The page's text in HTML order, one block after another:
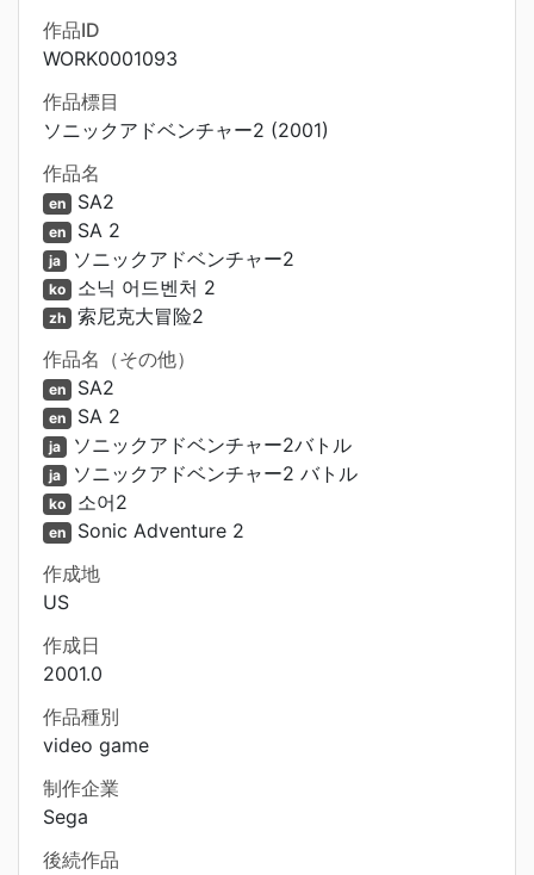
作品ID
WORK0001093
作品標目
ソニックアドベンチャー2 (2001)
作品名
en SA2
en SA 2
ja ソニックアドベンチャー2
ko 소닉 어드벤처 2
zh 索尼克大冒险2
作品名（その他）
en SA2
en SA 2
ja ソニックアドベンチャー2バトル
ja ソニックアドベンチャー2 バトル
ko 소어2
en Sonic Adventure 2
作成地
US
作成日
2001.0
作品種別
video game
制作企業
Sega
後続作品